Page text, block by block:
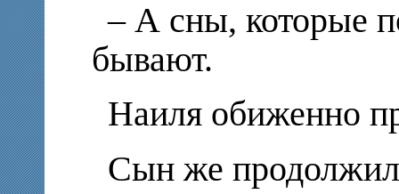
– А сны, которые
бывают.
Наиля обиженно
Сын же